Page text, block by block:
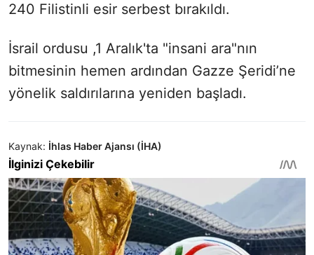
240 Filistinli esir serbest bırakıldı.
İsrail ordusu ,1 Aralık'ta "insani ara"nın
bitmesinin hemen ardından Gazze Şeridi’ne
yönelik saldırılarına yeniden başladı.
Kaynak: İhlas Haber Ajansı (İHA)